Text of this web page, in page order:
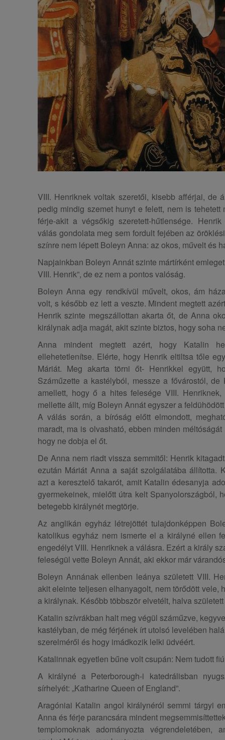
VIII. Henriknek voltak szeretői, kisebb afférjai, de
pedig mindig szemet hunyt e felett, nem is
férje-akit a végsőkig szeretett-hűtlensége.
válás gondolata meg sem fordult fejében az
színre nem lépett Boleyn Anna: az okos, művelt és
Napjainkban Boleyn Annát szinte mártírként
VIII. Henrik”, de ez nem a pontos valóság.
Boleyn Anna egy rendkívül művelt, okos, ám
volt, s később ez lett a veszte. Mindent megtett
Henrik szinte megszállottan akarta őt, de Anna
királynak adja magát, akit szinte biztos, hogy soha
Anna mindent megtett azért, hogy Katalin
ellehetetlenítse. Elérte, hogy Henrik eltiltsa tőle
Máriát. Meg akarta törni őt- Henrikkel együtt,
Száműzette a kastélyból, messze a fővárostól,
amellett, hogy ő a hites felesége VIII.
mellette állt, míg Boleyn Annát egyszer a
A válás során, a bíróság előtt elmondott,
maradt, ma is olvasható, ebben minden
hogy ne dobja el őt.
De Anna nem riadt vissza semmitől: Henrik
ezután Máriát Anna a saját szolgálatába állította.
azt a keresztelő takarót, amit Katalin édesanyja
gyermekeinek, mielőtt útra kelt Spanyolországból,
betegebb királynét megtörje.
Az anglikán egyház létrejöttét tulajdonképpen
katolikus egyház nem ismerte el a királyné ellen
engedélyt VIII. Henriknek a válásra. Ezért a király
feleségül vette Boleyn Annát, aki ekkor már
Boleyn Annának ellenben leánya született VIII.
akit eleinte teljesen elhanyagolt, nem törődött vele,
a királynak. Később többször elvetélt, halva
Katalin szívrákban halt meg végül száműzve,
kastélyban, de még férjének írt utolsó levelében
szerelméről és hogy imádkozik lelki üdvéért.
Katalinnak egyetlen bűne volt csupán: Nem tudott
A királyné a Peterborough-i katedrálisban
sírhelyét: „Katharine Queen of England”.
Aragóniai Katalin angol királynéról semmi tárgyi
Anna és férje parancsára mindent
templomoknak adományozta végrendeletében,